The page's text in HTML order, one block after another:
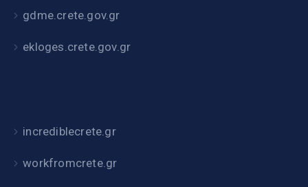
gdme.crete.gov.gr
ekloges.crete.gov.gr
incrediblecrete.gr
workfromcrete.gr